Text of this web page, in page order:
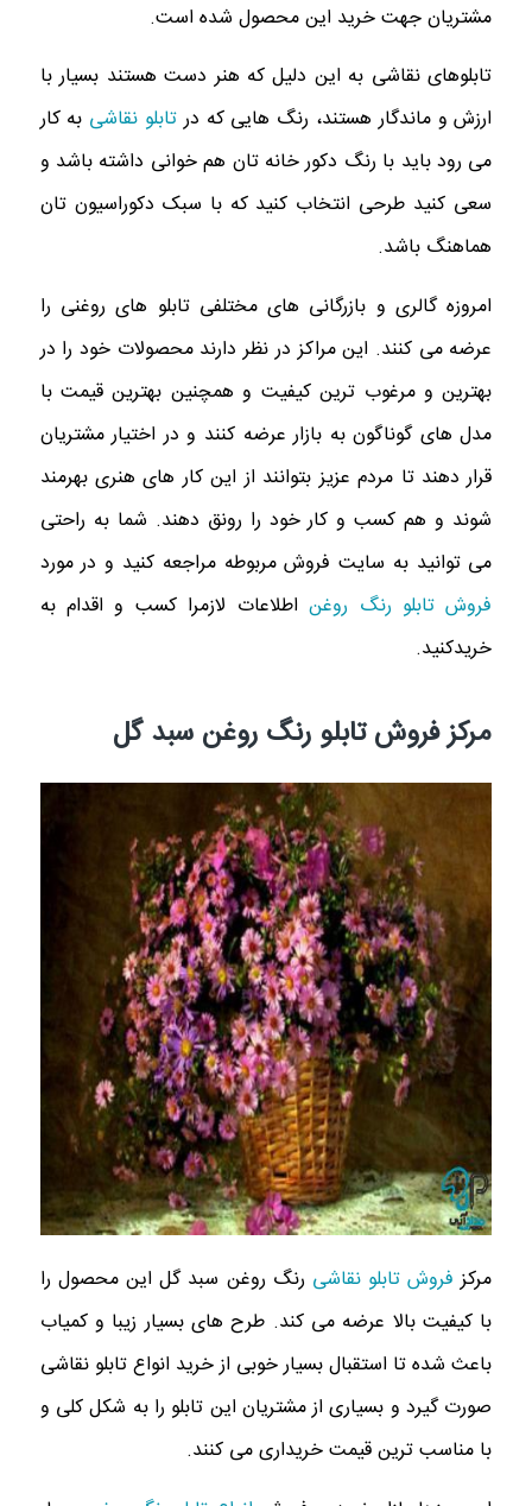
مشتریان جهت خرید این محصول شده است.
تابلوهای نقاشی به این دلیل که هنر دست هستند بسیار با
ارزش و ماندگار هستند، رنگ هایی که درتابلو نقاشی به کار
می رود باید با رنگ دکور خانه تان هم خوانى داشته باشد و
سعی کنید طرحی انتخاب کنید که با سبک دکوراسیون تان
هماهنگ باشد.
امروزه گالرى و بازرگانى هاى مختلفى تابلو هاى روغنى را
عرضه مى كنند. اين مراكز در نظر دارند محصولات خود را در
بهترین و مرغوب ترین کیفیت و همچنین بهترين قیمت با
مدل های گوناگون به بازار عرضه کنند و در اختیار مشتریان
قرار دهند تا مردم عزيز بتوانند از اين كار هاى هنرى بهرمند
شوند و هم كسب و كار خود را رونق دهند. شما به راحتى
مى توانيد به سايت فروش مربوطه مراجعه كنيد و در مورد
فروش تابلو رنگ روغناطلاعات لازمرا كسب و اقدام به
خريدكنيد.
مرکز فروش تابلو رنگ روغن سبد گل
مرکز فروش تابلو نقاشی رنگ روغن سبد گل این محصول را
با کیفیت بالا عرضه مى كند. طرح هاى بسيار زيبا و كمياب
باعث شده تا استقبال بسیار خوبی از خرید انواع تابلو نقاشی
صورت گیرد و بسیاری از مشتریان این تابلو را به شکل کلی و
با مناسب ترین قیمت خریداری می کنند.